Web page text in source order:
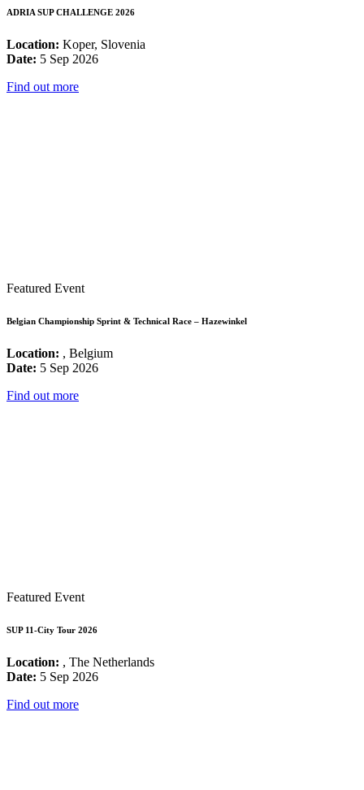
ADRIA SUP CHALLENGE 2026
Location: Koper, Slovenia
Date: 5 Sep 2026
Find out more
Featured Event
Belgian Championship Sprint & Technical Race – Hazewinkel
Location: , Belgium
Date: 5 Sep 2026
Find out more
Featured Event
SUP 11-City Tour 2026
Location: , The Netherlands
Date: 5 Sep 2026
Find out more